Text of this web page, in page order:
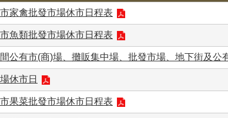
家禽批發市場休市日程表
魚類批發市場休市日程表
公有市(商)場、攤販集中場、批發市場、地下街及公
休市日
果菜批發市場休市日程表